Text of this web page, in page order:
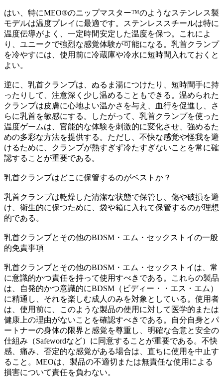
はい、特にMEO®のニップマスター™のようなステンレス製
モデルは温度プレイに最適です。ステンレススチールは特に
温度伝導がよく、一定時間安定した温度を保つ。これによ
り、ユニークで強烈な感覚体験が可能になる。乳首クランプ
を冷やすには、使用前に冷蔵庫や冷水に短時間入れておくと
よい。
逆に、乳首クランプは、ぬるま湯につけたり、短時間手に持
ったりして、注意深く少し温めることもできる。温められた
クランプは皮膚に心地よい温かさを与え、血行を促進し、さ
らに乳首を敏感にする。したがって、乳首クランプを使った
温度ゲームは、官能的な体験を刺激的に変化させ、強めるた
めの多彩な方法を提供する。ただし、不快な感覚や怪我を避
けるために、クランプが熱すぎず冷たすぎないことを常に確
認することが重要である。
乳首クランプはどこに保管するのがベストか？
乳首クランプは乾燥した清潔な状態で保管し、傷や破損を避
け、衛生的に保つために、袋や箱に入れて保管するのが理想
的である。
乳首クランプとその他のBDSM・エム・セックストイの一般
的免責事項
乳首クランプとその他のBDSM・エム・セックストイは、常
に意識的かつ責任を持って使用すべきである。これらの製品
は、自発的かつ意識的にBDSM（ビディー・・エス・エム）
に精通し、それを楽しむ成人のみを対象としている。使用者
は、使用前に、このような製品の使用に対して医学的または
健康上の理由がないことを確認すべきである。自分自身とパ
ートナーの身体の限界と感覚を尊重し、明確な合意と安全の
仕組み（Safewordなど）に同意することが重要である。不快
感、痛み、否定的な感覚がある場合は、直ちに使用を中止す
ること。MEOは、製品の不適切または無責任な使用による
損害について責任を負わない。